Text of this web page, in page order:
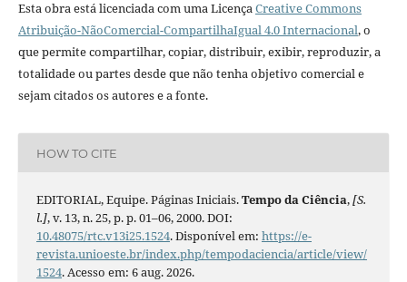
Esta obra está licenciada com uma LicençaCreative Commons
Atribuição-NãoComercial-CompartilhaIgual 4.0 Internacional, o
que permite compartilhar, copiar, distribuir, exibir, reproduzir, a
totalidade ou partes desde que não tenha objetivo comercial e
sejam citados os autores e a fonte.
HOW TO CITE
EDITORIAL, Equipe. Páginas Iniciais.Tempo da Ciência,[S.
l.], v. 13, n. 25, p. p. 01–06, 2000. DOI:
10.48075/rtc.v13i25.1524. Disponível em: https://e-
revista.unioeste.br/index.php/tempodaciencia/article/view/
1524. Acesso em: 6 aug. 2026.